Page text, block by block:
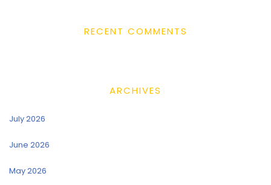
RECENT COMMENTS
ARCHIVES
July 2026
June 2026
May 2026